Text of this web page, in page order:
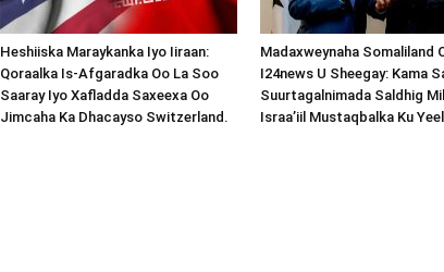
Heshiiska Maraykanka Iyo Iiraan:
Qoraalka Is-Afgaradka Oo La Soo
Saaray Iyo Xafladda Saxeexa Oo
Jimcaha Ka Dhacayso Switzerland.
Madaxweynaha Somaliland
I24news U Sheegay: Kama
Suurtagalnimada Saldhig
Israa’iil Mustaqbalka Ku